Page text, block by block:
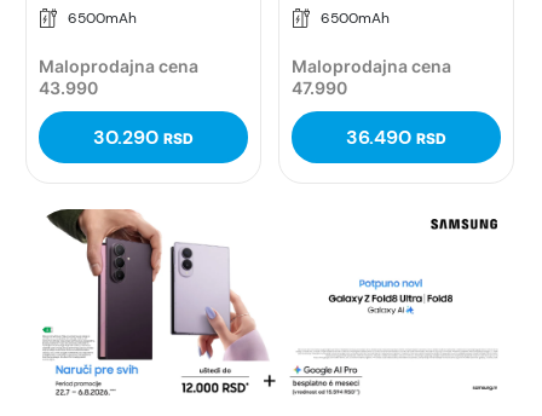
6500mAh
Maloprodajna cena
43.990
30.290 RSD
6500mAh
Maloprodajna cena
47.990
36.490 RSD